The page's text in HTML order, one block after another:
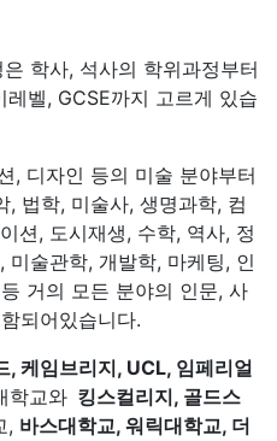
학사, 석사의 학위과정부터
벨, GCSE까지 고르게 있습
, 디자인 등의 미술 분야부터
, 법학, 미술사, 생명과학, 컴
션, 도시재생, 수학, 역사, 정
미술관학, 개발학, 마케팅, 인
거의 모든 분야의 인문, 사
되어있습니다.
, 케임브리지, UCL, 임페리얼
학교와 킹스컬리지, 골드스
, 바스대학교, 워릭대학교, 더